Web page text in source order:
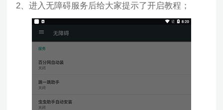
2、进入无障碍服务后给大家提示了开启教程；